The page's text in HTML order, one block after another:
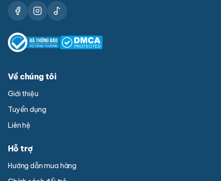
Về chúng tôi
Giới thiệu
Tuyển dụng
Liên hệ
Hỗ trợ
Hướng dẫn mua hàng